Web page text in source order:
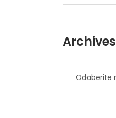
Archives